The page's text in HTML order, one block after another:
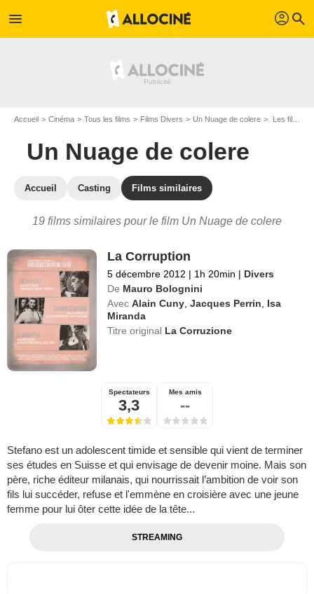
menu profil search
Accueil Cinéma Tous les films Films Divers Un Nuage de colere Les films similaires à "Un Nuage de colere"
Un Nuage de colere
Accueil Casting Films similaires
19 films similaires pour le film Un Nuage de colere
La Corruption
5 décembre 2012 | 1h 20min | Divers
De Mauro Bolognini
Avec Alain Cuny ,Jacques Perrin
Isa
Miranda
Titre original La Corruzione
Spectateurs
3,3
Mes amis
--
Stefano est un adolescent timide et sensible qui vient de terminer
ses études en Suisse et qui envisage de devenir moine. Mais son
père, riche éditeur milanais, qui nourrissait l’ambition de voir son
fils lui succéder, refuse et l'emmène en croisière avec une jeune
femme pour lui ôter cette idée de la tête...
STREAMING